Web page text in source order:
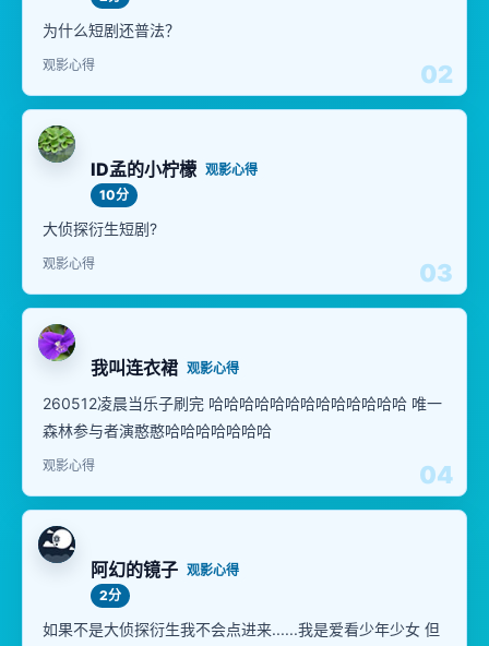
02
为什么短剧还普法？
观影心得
03
ID孟的小柠檬 观影心得
10分
大侦探衍生短剧?
观影心得
04
我叫连衣裙 观影心得
260512凌晨当乐子刷完 哈哈哈哈哈哈哈哈哈哈哈哈哈 唯一
森林参与者演憨憨哈哈哈哈哈哈哈
观影心得
阿幻的镜子 观影心得
2分
如果不是大侦探衍生我不会点进来......我是爱看少年少女 但